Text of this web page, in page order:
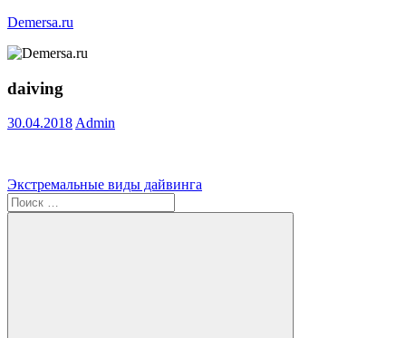
Перейти
содержимому
Demersa.ru
в
морские
глубины
daiving
30.04.2018Admin
Навигация
по
Предыдущая
запись:
Экстремальные виды дайвинга
Поиск
для: